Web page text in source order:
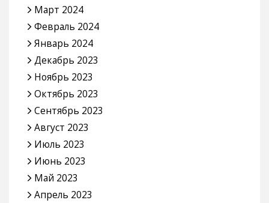
Март 2024
Февраль 2024
Январь 2024
Декабрь 2023
Ноябрь 2023
Октябрь 2023
Сентябрь 2023
Август 2023
Июль 2023
Июнь 2023
Май 2023
Апрель 2023